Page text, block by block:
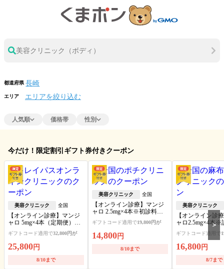
美容クリニック（ボディ）
都道府県
エリア エリアを絞り込む
人気順 価格帯 性別
今だけ！限定割引ギフト券付きクーポン
＞
美容クリニック 全国
【オンライン診療】マンジ
ャロ 5mg×4本（定期便）※
送料・アルコール綿・診察
料込
ギフトコード適用で32,800円が
25,800 円
8/10まで
美容クリニック 全国
【オンライン診療】マンジ
ャロ 2.5mg×4本※初診料・送
ギフトコード適用で19,800円が
14,800 円
8/10まで
美容クリニック
【オンライン診
ャロ2.5mg×4本※
ート可
ギフトコード適用で
16,800 円
8/7まで